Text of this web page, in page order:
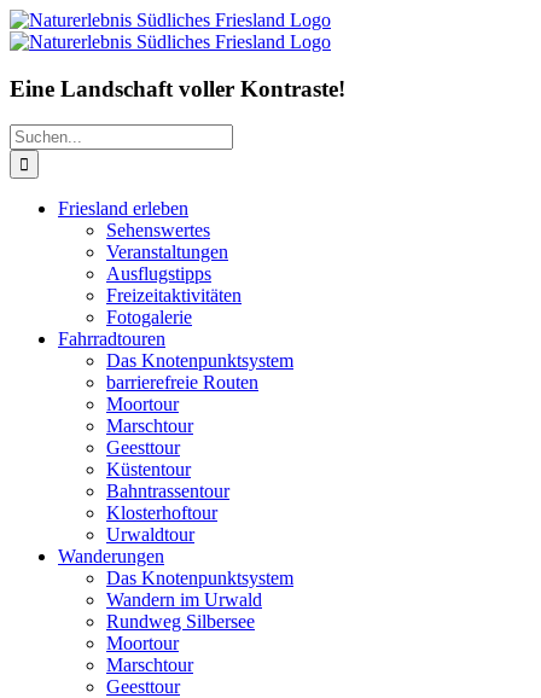
Zum
Inhalt
Eine Landschaft voller Kontraste!
Suche
nach:
Friesland erleben
Sehenswertes
Veranstaltungen
Ausflugstipps
Freizeitaktivitäten
Fotogalerie
Fahrradtouren
Das Knotenpunktsystem
barrierefreie Routen
Moortour
Marschtour
Geesttour
Küstentour
Bahntrassentour
Klosterhoftour
Urwaldtour
Wanderungen
Das Knotenpunktsystem
Wandern im Urwald
Rundweg Silbersee
Moortour
Marschtour
Geesttour